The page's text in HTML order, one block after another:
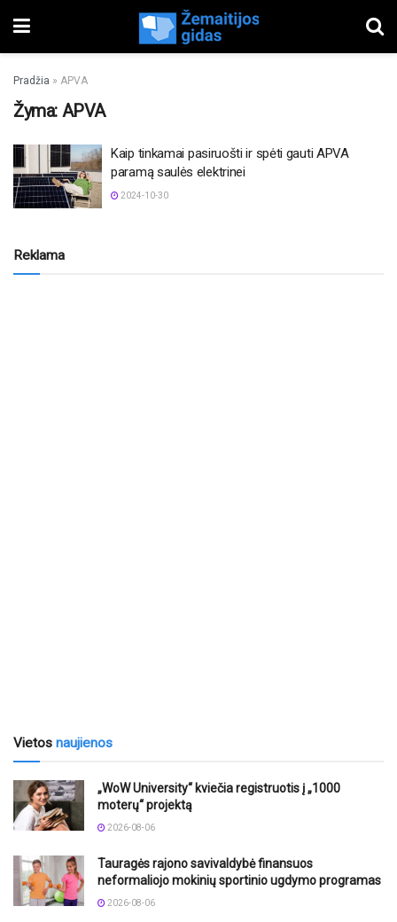
Pradžia » APVA
Žyma: APVA
Kaip tinkamai pasiruošti ir spėti gauti APVA
paramą saulės elektrinei
2024-10-30
Reklama
Vietos naujienos
„WoW University“ kviečia registruotis į „1000
moterų“ projektą
2026-08-06
Tauragės rajono savivaldybė finansuos
neformaliojo mokinių sportinio ugdymo programas
2026-08-06